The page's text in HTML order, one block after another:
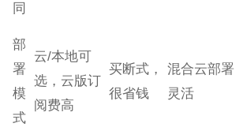
同
部
署
模
式
云/本地可
选，云版订
阅费高
买断式，
很省钱
混合云部署
灵活